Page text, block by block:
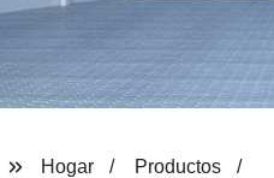
Hogar
Productos